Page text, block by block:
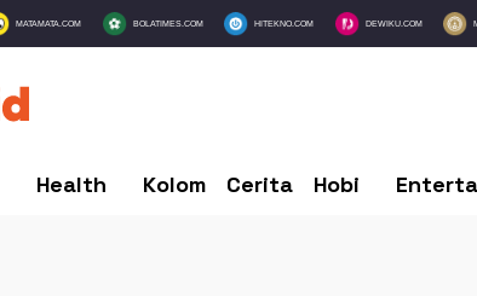
MATAMATA.COM BOLATIMES.COM HITEKNO.COM DEWIKU.COM
Health Kolom Cerita Hobi